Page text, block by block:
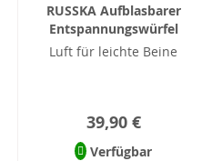
RUSSKA Aufblasbarer
Entspannungswürfel
Luft für leichte Beine
39,90 €
Verfügbar